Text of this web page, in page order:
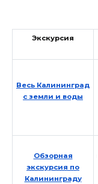
Экскурсия
Весь Калининград
с земли и воды
Обзорная
экскурсия по
Калининграду